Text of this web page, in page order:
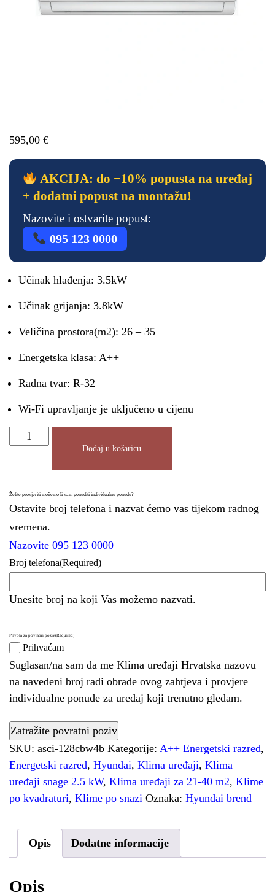
595,00 €
AKCIJA: do −10% popusta na uređaj
+ dodatni popust na montažu!
Nazovite i ostvarite popust:
095 123 0000
Učinak hlađenja: 3.5kW
Učinak grijanja: 3.8kW
Veličina prostora(m2): 26 – 35
Energetska klasa: A++
Radna tvar: R-32
Wi-Fi upravljanje je uključeno u cijenu
Dodaj u košaricu
Želite provjeriti možemo li vam ponuditi individualnu ponudu?
Ostavite broj telefona i nazvat ćemo vas tijekom radnog
vremena.
Nazovite 095 123 0000
Broj telefona(Required)
Unesite broj na koji Vas možemo nazvati.
Privola za povratni poziv(Required)
Prihvaćam
Suglasan/na sam da me Klima uređaji Hrvatska nazovu
na navedeni broj radi obrade ovog zahtjeva i provjere
individualne ponude za uređaj koji trenutno gledam.
SKU: asci-128cbw4b Kategorije: A++ Energetski razred,
Energetski razred, Hyundai, Klima uređaji, Klima
uređaji snage 2.5 kW, Klima uređaji za 21-40 m2, Klime
po kvadraturi, Klime po snazi Oznaka: Hyundai brend
Opis Dodatne informacije
Opis